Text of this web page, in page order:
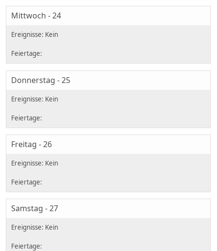
Mittwoch - 24
Donnerstag - 25
Freitag - 26
Samstag - 27